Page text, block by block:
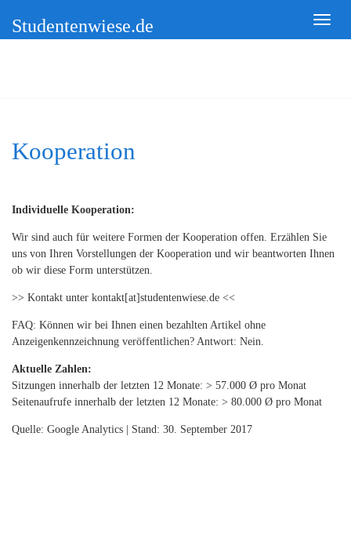
Studentenwiese.de
Kooperation
Individuelle Kooperation:
Wir sind auch für weitere Formen der Kooperation offen. Erzählen Sie
uns von Ihren Vorstellungen der Kooperation und wir beantworten Ihnen
ob wir diese Form unterstützen.
>> Kontakt unter kontakt[at]studentenwiese.de <<
FAQ: Können wir bei Ihnen einen bezahlten Artikel ohne
Anzeigenkennzeichnung veröffentlichen? Antwort: Nein.
Aktuelle Zahlen:
Sitzungen innerhalb der letzten 12 Monate: > 57.000 Ø pro Monat
Seitenaufrufe innerhalb der letzten 12 Monate: > 80.000 Ø pro Monat
Quelle: Google Analytics | Stand: 30. September 2017